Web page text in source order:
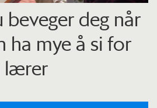
deg når
ha mye å si for
lærer